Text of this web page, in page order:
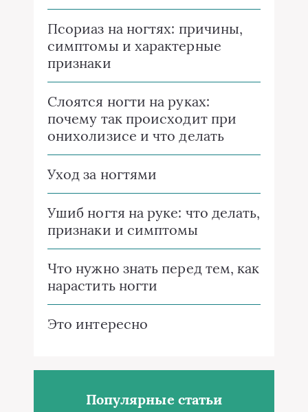
Псориаз на ногтях: причины,
симптомы и характерные
признаки
Слоятся ногти на руках:
почему так происходит при
онихолизисе и что делать
Уход за ногтями
Ушиб ногтя на руке: что делать,
признаки и симптомы
Что нужно знать перед тем, как
нарастить ногти
Это интересно
Популярные статьи